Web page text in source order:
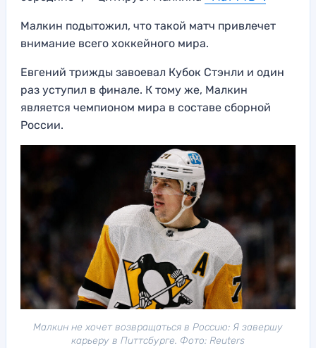
Малкин подытожил, что такой матч привлечет
внимание всего хоккейного мира.
Евгений трижды завоевал Кубок Стэнли и один
раз уступил в финале. К тому же, Малкин
является чемпионом мира в составе сборной
России.
Малкин не хочет возвращаться в Россию: Я завершу
карьеру в Питтсбурге. Фото: Reuters